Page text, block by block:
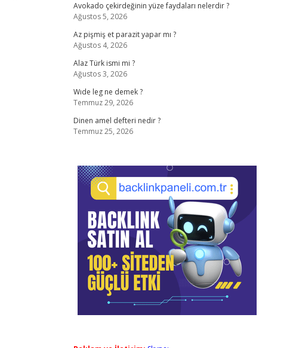
Avokado çekirdeğinin yüze faydaları nelerdir ?
Ağustos 5, 2026
Az pişmiş et parazit yapar mı ?
Ağustos 4, 2026
Alaz Türk ismi mi ?
Ağustos 3, 2026
Wıde leg ne demek ?
Temmuz 29, 2026
Dinen amel defteri nedir ?
Temmuz 25, 2026